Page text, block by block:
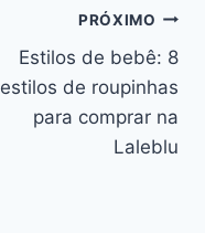
PRÓXIMO
Estilos de bebê: 8
estilos de roupinhas
para comprar na
Laleblu